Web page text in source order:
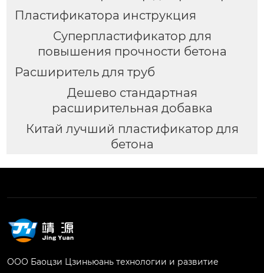
Пластификатора инструкция
Суперпластификатор для
повышения прочности бетона
Расширитель для труб
Дешево стандартная
расширительная добавка
Китай лучший пластификатор для
бетона
ООО Баоцзи Цзиньюань технологии и развитие